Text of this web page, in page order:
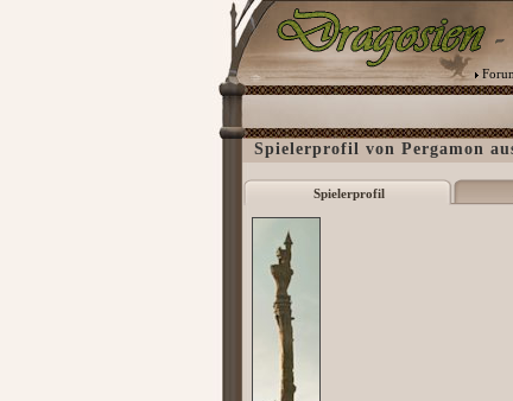
Spielerprofil von Pergamon
Spielerprofil